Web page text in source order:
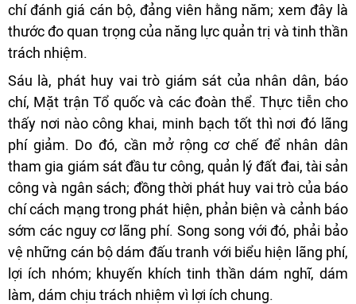
chí đánh giá cán bộ, đảng viên hằng năm; xem đây là
thước đo quan trọng của năng lực quản trị và tinh thần
trách nhiệm.
Sáu là, phát huy vai trò giám sát của nhân dân, báo
chí, Mặt trận Tổ quốc và các đoàn thể. Thực tiễn cho
thấy nơi nào công khai, minh bạch tốt thì nơi đó lãng
phí giảm. Do đó, cần mở rộng cơ chế để nhân dân
tham gia giám sát đầu tư công, quản lý đất đai, tài sản
công và ngân sách; đồng thời phát huy vai trò của báo
chí cách mạng trong phát hiện, phản biện và cảnh báo
sớm các nguy cơ lãng phí. Song song với đó, phải bảo
vệ những cán bộ dám đấu tranh với biểu hiện lãng phí,
lợi ích nhóm; khuyến khích tinh thần dám nghĩ, dám
làm, dám chịu trách nhiệm vì lợi ích chung.